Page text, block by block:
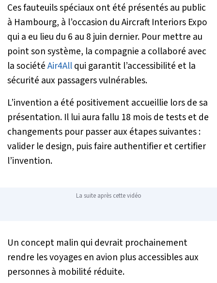
Ces fauteuils spéciaux ont été présentés au public
à Hambourg, à l’occasion du Aircraft Interiors Expo
qui a eu lieu du 6 au 8 juin dernier. Pour mettre au
point son système, la compagnie a collaboré avec
la sociétéAir4Allqui garantit l’accessibilité et la
sécurité aux passagers vulnérables.
L’invention a été positivement accueillie lors de sa
présentation. Il lui aura fallu 18 mois de tests et de
changements pour passer aux étapes suivantes :
valider le design, puis faire authentifier et certifier
l’invention.
La suite après cette vidéo
Un concept malin qui devrait prochainement
rendre les voyages en avion plus accessibles aux
personnes à mobilité réduite.